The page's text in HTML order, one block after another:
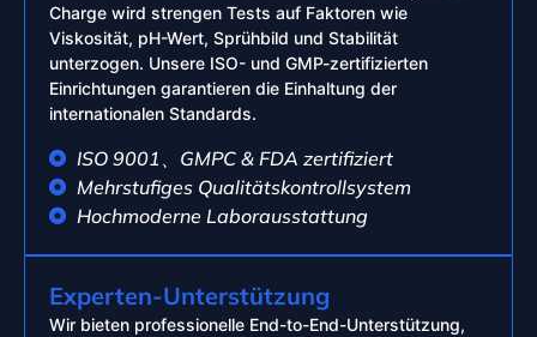
Charge wird strengen Tests auf Faktoren wie
Viskosität, pH-Wert, Sprühbild und Stabilität
unterzogen. Unsere ISO- und GMP-zertifizierten
Einrichtungen garantieren die Einhaltung der
internationalen Standards.
ISO 9001、GMPC & FDA zertifiziert
Mehrstufiges Qualitätskontrollsystem
Hochmoderne Laborausstattung
Experten-Unterstützung
Wir bieten professionelle End-to-End-Unterstützung,